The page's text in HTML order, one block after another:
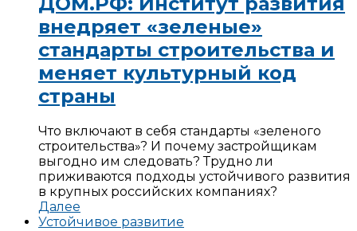
внедряет «зеленые»
стандарты строительства и
меняет культурный код
страны
Что включают в себя стандарты «зеленого
строительства»? И почему застройщикам
выгодно им следовать? Трудно ли
приживаются подходы устойчивого развития
в крупных российских компаниях?
Далее
Устойчивое развитие